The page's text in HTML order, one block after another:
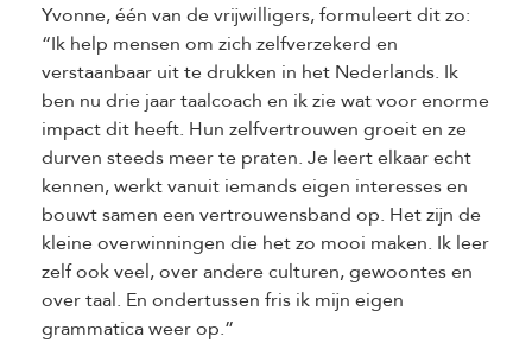
Yvonne, één van de vrijwilligers, formuleert dit zo:
“Ik help mensen om zich zelfverzekerd en
verstaanbaar uit te drukken in het Nederlands. Ik
ben nu drie jaar taalcoach en ik zie wat voor enorme
impact dit heeft. Hun zelfvertrouwen groeit en ze
durven steeds meer te praten. Je leert elkaar echt
kennen, werkt vanuit iemands eigen interesses en
bouwt samen een vertrouwensband op. Het zijn de
kleine overwinningen die het zo mooi maken. Ik leer
zelf ook veel, over andere culturen, gewoontes en
over taal. En ondertussen fris ik mijn eigen
grammatica weer op.”